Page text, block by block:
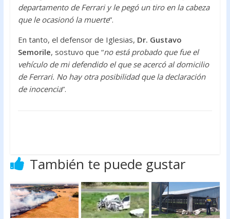
departamento de Ferrari y le pegó un tiro en la cabeza
que le ocasionó la muerte”.
En tanto, el defensor de Iglesias, Dr. Gustavo
Semorile, sostuvo que “no está probado que fue el
vehículo de mi defendido el que se acercó al domicilio
de Ferrari. No hay otra posibilidad que la declaración
de inocencia”.
También te puede gustar